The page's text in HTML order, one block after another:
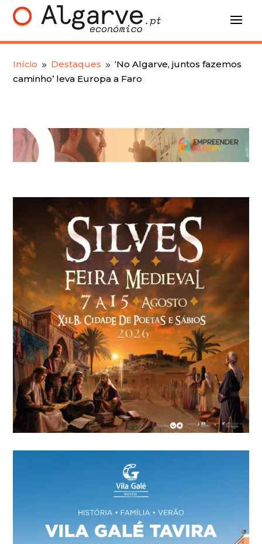
Início 9 Destaques 9 ‘No Algarve, juntos fazemos
caminho’ leva Europa a Faro